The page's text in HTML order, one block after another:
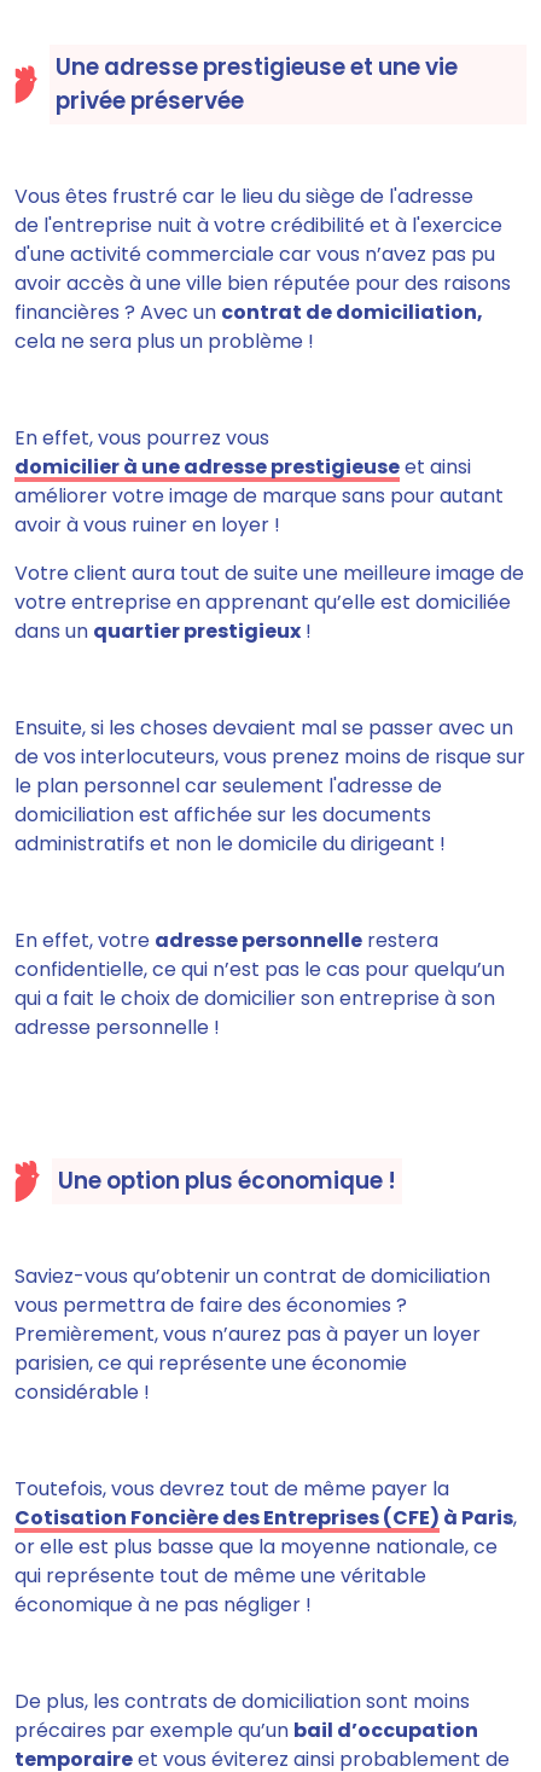
Une adresse prestigieuse et une vie
privée préservée
Vous êtes frustré car le lieu du siège de l'adresse
de l'entreprise nuit à votre crédibilité et à l'exercice
d'une activité commerciale car vous n’avez pas pu
avoir accès à une ville bien réputée pour des raisons
financières ? Avec un contrat de domiciliation,
cela ne sera plus un problème !
En effet, vous pourrez vous
domicilier à une adresse prestigieuseet ainsi
améliorer votre image de marque sans pour autant
avoir à vous ruiner en loyer !
Votre client aura tout de suite une meilleure image de
votre entreprise en apprenant qu’elle est domiciliée
dans un quartier prestigieux !
Ensuite, si les choses devaient mal se passer avec un
de vos interlocuteurs, vous prenez moins de risque sur
le plan personnelcar seulement l'adresse de
domiciliation est affichée sur les documents
administratifs et non le domicile du dirigeant !
En effet,votre adresse personnelle restera
confidentielle,ce qui n’est pas le cas pour quelqu’un
qui a fait le choix de domicilier son entreprise à son
adresse personnelle !
Une option plus économique !
Saviez-vous qu’obtenir un contrat de domiciliation
vous permettra de faire des économies ?
Premièrement,vous n’aurez pas à payer un loyer
parisien, ce qui représente une économie
considérable !
Toutefois, vous devrez tout de même payer la
Cotisation Foncière des Entreprises (CFE) à Paris,
or elle est plus basse que la moyenne nationale,ce
qui représente tout de même une véritable
économique à ne pas négliger !
De plus, les contrats de domiciliationsont moins
précaires par exemple qu’un bail d’occupation
temporaireet vous éviterez ainsi probablement de